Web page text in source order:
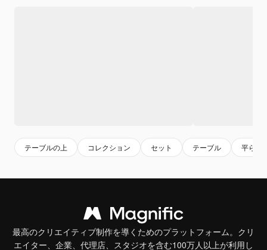
テーブルの上 コレクション セット テーブル 平らな
最高のクリエイティブ制作を導くためのプラットフォーム。クリ
エイター、企業、代理店、スタジオを含む100万人以上が利用し